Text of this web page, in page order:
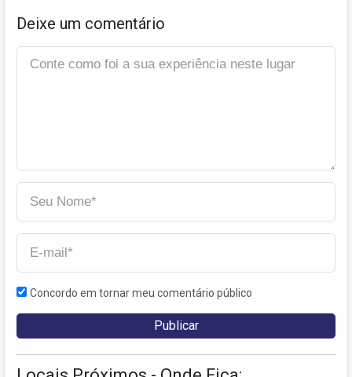
Deixe um comentário
Concordo em tornar meu comentário público